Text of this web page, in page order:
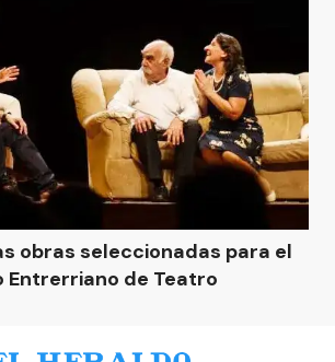
obras seleccionadas para el
Entrerriano de Teatro